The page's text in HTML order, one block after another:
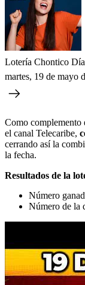
Lotería Chontico
martes, 19 de mayo
Como complemento
el canal Telecaribe,
cerrando así la
la fecha.
Resultados de la
Número
Número de la